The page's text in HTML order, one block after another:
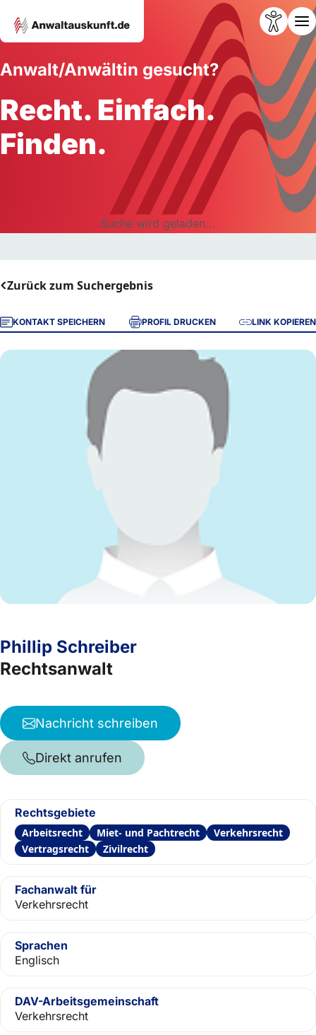
Anwalt/Anwältin gesucht?
Recht. Einfach.
Finden.
Suche wird geladen...
Zurück zum Suchergebnis
KONTAKT SPEICHERN PROFIL DRUCKEN LINK KOPIEREN
Phillip Schreiber
Rechtsanwalt
Nachricht schreiben
Direkt anrufen
Rechtsgebiete
Arbeitsrecht Miet- und Pachtrecht
Verkehrsrecht
Vertragsrecht
Zivilrecht
Fachanwalt für
Verkehrsrecht
Sprachen
Englisch
DAV-Arbeitsgemeinschaft
Verkehrsrecht